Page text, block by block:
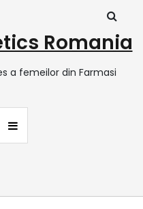
Romania
a femeilor din Farmasi